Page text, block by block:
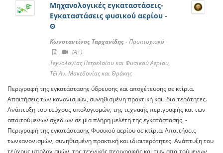
Μηχανολογικές εγκαταστάσεις-
Εγκαταστάσεις φυσικού αερίου -
Θ
Κωνσταντίνος Ταρχανίδης -Προπτυχιακό -
(A+)
Τεχνολογίας Πετρελαίου και Φυσικού Αερίου,
ΤΕΙ Αν. Μακεδονίας και Θράκης
Περιγραφή της εγκατάστασης ύδρευσης και αποχέτευσης σε κτίρια.
Απαιτήσεις των κανονισμών, συνηθισμένη πρακτική και ιδιαιτερότητες.
Ανάπτυξη του τεύχους υπολογισμών, της τεχνικής περιγραφής και των
απαιτούμενων σχεδίων σε μία πλήρη μελέτη της εγκατάστασης. -
Περιγραφή της εγκατάστασης Φυσικού αερίου σε κτίρια. Απαιτήσεις
τωνκανονισμών, συνηθισμένη πρακτική και ιδιαιτερότητες. Ανάπτυξη του